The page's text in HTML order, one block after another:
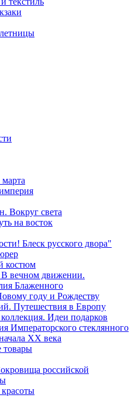
Вокруг света
на восток
Блеск русского двора"
костюм
В вечном движении.
Блаженного
году и Рождеству
Путешествия в Европу
Идеи подарков
Императорского стеклянного
XX века
товары
российской